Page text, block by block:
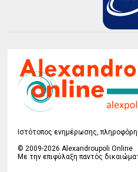
Ιστότοπος ενημέρωσης,
© 2009-2026 Alexandroupoli Online
Με την επιφύλαξη παντός